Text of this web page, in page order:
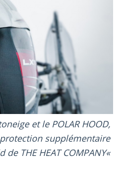
et le POLAR HOOD,
supplémentaire
THE HEAT COMPANY